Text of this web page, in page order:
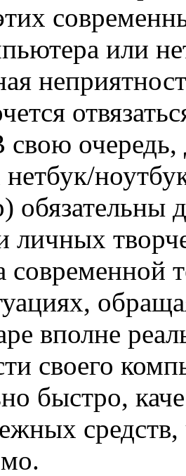
или
очередь,
обязательны
личных
современной
вполне
своего
быстро,